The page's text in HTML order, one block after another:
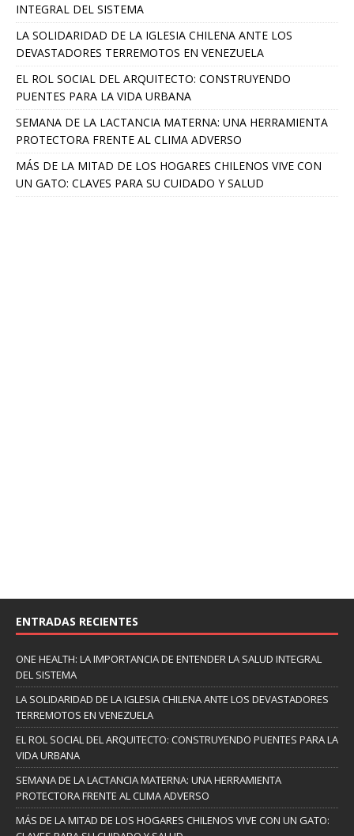
INTEGRAL DEL SISTEMA
LA SOLIDARIDAD DE LA IGLESIA CHILENA ANTE LOS
DEVASTADORES TERREMOTOS EN VENEZUELA
EL ROL SOCIAL DEL ARQUITECTO: CONSTRUYENDO
PUENTES PARA LA VIDA URBANA
SEMANA DE LA LACTANCIA MATERNA: UNA HERRAMIENTA
PROTECTORA FRENTE AL CLIMA ADVERSO
MÁS DE LA MITAD DE LOS HOGARES CHILENOS VIVE CON
UN GATO: CLAVES PARA SU CUIDADO Y SALUD
ENTRADAS RECIENTES
ONE HEALTH: LA IMPORTANCIA DE ENTENDER LA SALUD INTEGRAL
DEL SISTEMA
LA SOLIDARIDAD DE LA IGLESIA CHILENA ANTE LOS DEVASTADORES
TERREMOTOS EN VENEZUELA
EL ROL SOCIAL DEL ARQUITECTO: CONSTRUYENDO PUENTES PARA LA
VIDA URBANA
SEMANA DE LA LACTANCIA MATERNA: UNA HERRAMIENTA
PROTECTORA FRENTE AL CLIMA ADVERSO
MÁS DE LA MITAD DE LOS HOGARES CHILENOS VIVE CON UN GATO: